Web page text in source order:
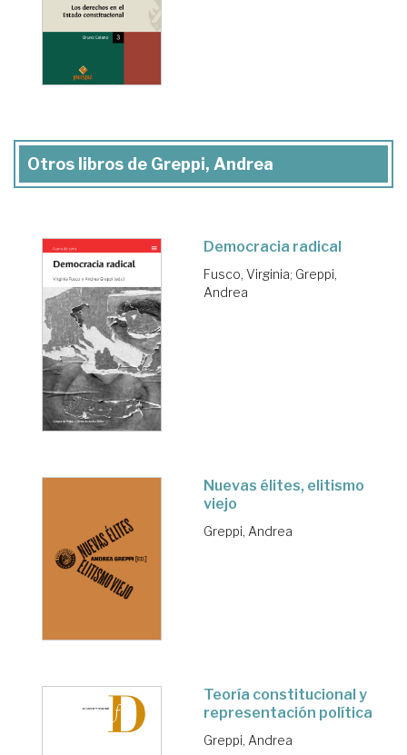
Otros libros de Greppi, Andrea
Democracia radical
Fusco, Virginia; Greppi,
Andrea
Nuevas élites, elitismo
viejo
Greppi, Andrea
Teoría constitucional y
representación política
Greppi, Andrea